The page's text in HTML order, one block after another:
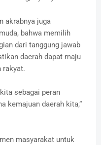
akrabnya juga
bahwa memilih
dari tanggung jawab
daerah dapat maju
rakyat.
sebagai peran
kemajuan daerah kita,”
masyarakat untuk